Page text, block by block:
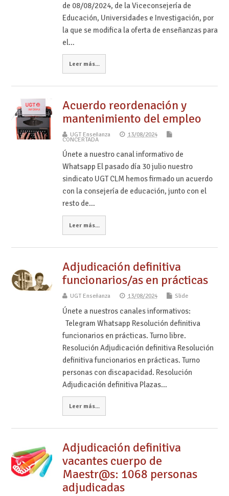
de 08/08/2024, de la Viceconsejería de
Educación, Universidades e Investigación, por
la que se modifica la oferta de enseñanzas para
el…
Leer más...
Acuerdo reordenación y
mantenimiento del empleo
UGT Enseñanza 13/08/2024
CONCERTADA
Únete a nuestro canal informativo de
Whatsapp El pasado día 30 julio nuestro
sindicato UGT CLM hemos firmado un acuerdo
con la consejería de educación, junto con el
resto de…
Leer más...
Adjudicación definitiva
funcionarios/as en prácticas
UGT Enseñanza 13/08/2024 Slide
Únete a nuestros canales informativos:
Telegram Whatsapp Resolución definitiva
funcionarios en prácticas. Turno libre.
Resolución Adjudicación definitiva Resolución
definitiva funcionarios en prácticas. Turno
personas con discapacidad. Resolución
Adjudicación definitiva Plazas…
Leer más...
Adjudicación definitiva
vacantes cuerpo de
Maestr@s: 1068 personas
adjudicadas